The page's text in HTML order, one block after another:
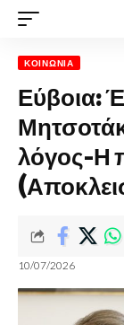
ΚΟΙΝΩΝΊΑ
Εύβοια:
λόγος-Η
10/07/2026